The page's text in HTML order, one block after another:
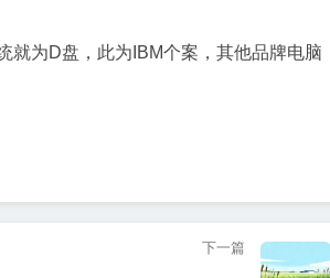
就为D盘，此为IBM个案，其他品牌电脑
下一篇